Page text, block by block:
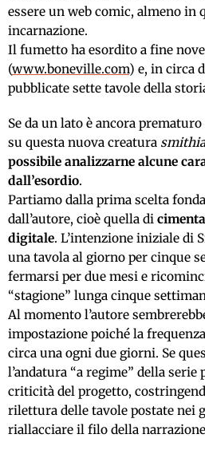
essere un web comic, almeno in
incarnazione.
Il fumetto ha esordito a fine
(www.boneville.com) e, in circa
pubblicate sette tavole della
Se da un lato è ancora
su questa nuova creatura
possibile analizzarne alcune
dall’esordio.
Partiamo dalla prima scelta
dall’autore, cioè quella di
digitale. L’intenzione iniziale di
una tavola al giorno per cinque
fermarsi per due mesi e
“stagione” lunga cinque
Al momento l’autore
impostazione poiché la
circa una ogni due giorni. Se
l’andatura “a regime” della
criticità del progetto,
rilettura delle tavole postate nei
riallacciare il filo della